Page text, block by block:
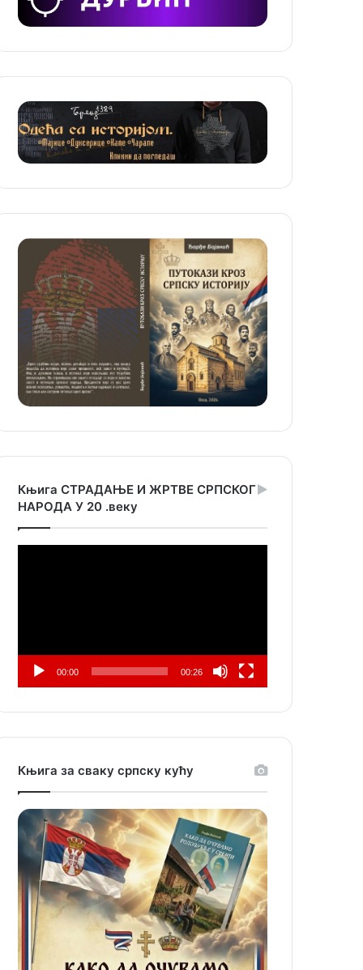
Књига СТРАДАЊЕ И ЖРТВЕ СРПСКОГ
НАРОДА У 20 .веку
00:00 00:26
Књига за сваку српску кућу